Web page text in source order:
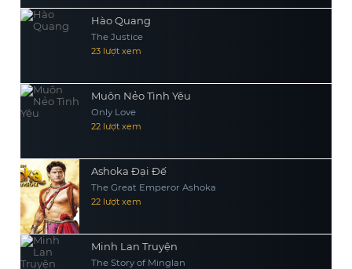
Hào Quang
The Justice
23 lượt xem
Muôn Nẻo Tình Yêu
Only Love
22 lượt xem
Ashoka Đại Đế
The Great Emperor Ashoka
22 lượt xem
Minh Lan Truyện
The Story of Minglan